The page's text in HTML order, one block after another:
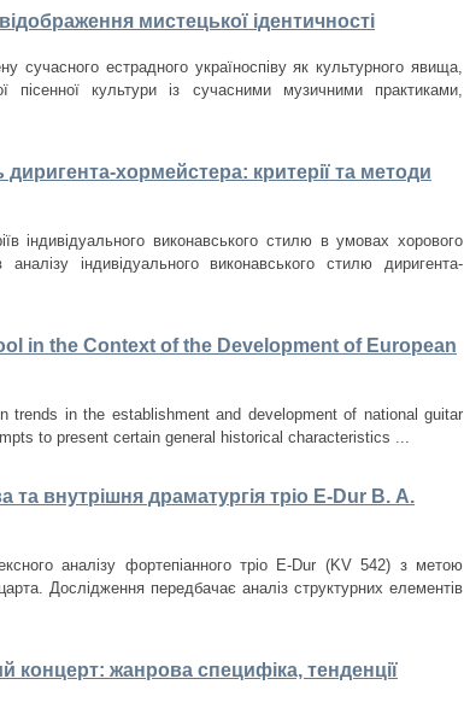
мистецької ідентичності
сучасного естрадного україноспіву як культурного явища,
пісенної культури із сучасними музичними практиками,
хормейстера: критерії та методи
індивідуального виконавського стилю в умовах хорового
індивідуального виконавського стилю диригента-
in the Context of the Development of European
in the establishment and development of national guitar
to present certain general historical characteristics ...
та внутрішня драматургія тріо E-Dur В. А.
аналізу фортепіанного тріо E-Dur (KV 542) з метою
Дослідження передбачає аналіз структурних елементів
концерт: жанрова специфіка, тенденції